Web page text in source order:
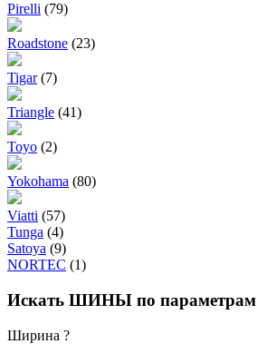
Pirelli (79)
Roadstone (23)
Tigar (7)
Triangle (41)
Toyo (2)
Yokohama (80)
Viatti (57)
Tunga (4)
Satoya (9)
NORTEC (1)
Искать ШИНЫ по параметрам
Ширина ?